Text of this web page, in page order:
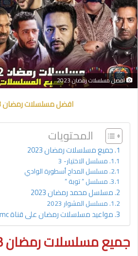
افضل مسلسلات رمضان 2023
افضل مسلسلات رمضان 2023
المحتويات
جميع مسلسلات رمضان 2023
مسلسل الاختيار- 3
مسلسل المداح أسطورة الوادي
مسلسل ” توبة ”
مسلسل محمد رمضان 2023
مسلسل المشوار 2023
مواعيد مسلسلات رمضان على قناة dmc
جميع مسلسلات رمضان 2023